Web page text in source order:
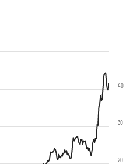
20
30
40